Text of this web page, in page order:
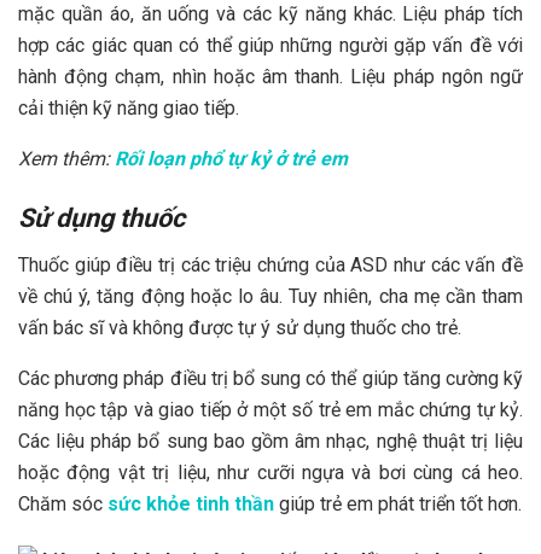
mặc quần áo, ăn uống và các kỹ năng khác. Liệu pháp tích
hợp các giác quan có thể giúp những người gặp vấn đề với
hành động chạm, nhìn hoặc âm thanh. Liệu pháp ngôn ngữ
cải thiện kỹ năng giao tiếp.
Xem thêm: Rối loạn phổ tự kỷ ở trẻ em
Sử dụng thuốc
Thuốc giúp điều trị các triệu chứng của ASD như các vấn đề
về chú ý, tăng động hoặc lo âu. Tuy nhiên, cha mẹ cần tham
vấn bác sĩ và không được tự ý sử dụng thuốc cho trẻ.
Các phương pháp điều trị bổ sung có thể giúp tăng cường kỹ
năng học tập và giao tiếp ở một số trẻ em mắc chứng tự kỷ.
Các liệu pháp bổ sung bao gồm âm nhạc, nghệ thuật trị liệu
hoặc động vật trị liệu, như cưỡi ngựa và bơi cùng cá heo.
Chăm sóc sức khỏe tinh thần giúp trẻ em phát triển tốt hơn.